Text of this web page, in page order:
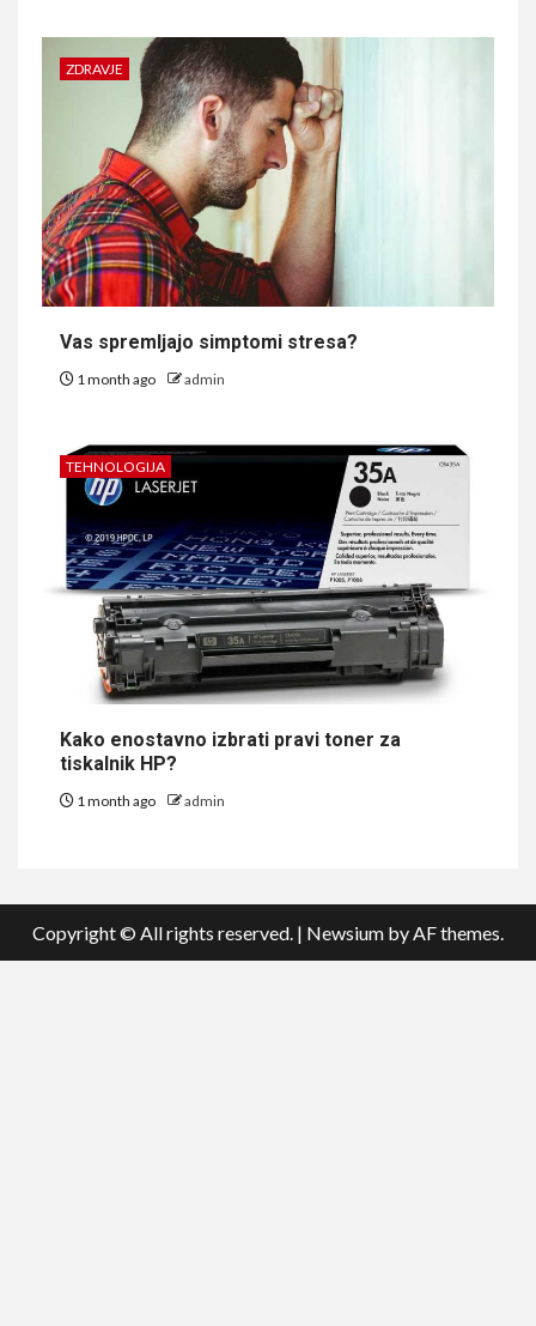
ZDRAVJE
Vas spremljajo simptomi stresa?
1 month ago admin
TEHNOLOGIJA
Kako enostavno izbrati pravi toner za
tiskalnik HP?
1 month ago admin
Copyright © All rights reserved. | Newsium by AF themes.